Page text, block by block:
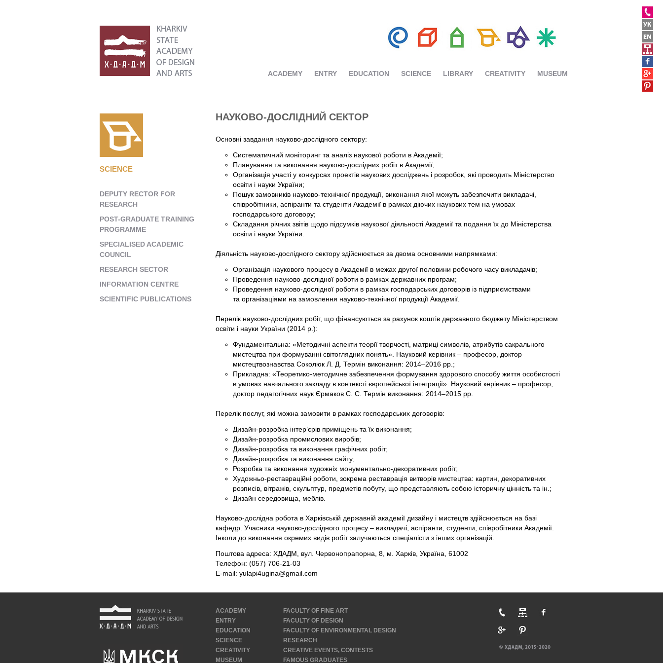
ACADEMY ENTRY EDUCATION SCIENCE LIBRARY CREATIVITY MUSEUM
SCIENCE
DEPUTY RECTOR FOR
RESEARCH
POST-GRADUATE TRAINING
PROGRAMME
SPECIALISED ACADEMIC
COUNCIL
RESEARCH SECTOR
INFORMATION CENTRE
SCIENTIFIC PUBLICATIONS
НАУКОВО-ДОСЛІДНИЙ СЕКТОР
Основні завдання науково-дослідного сектору:
Систематичний моніторинг та аналіз наукової роботи в Академії;
Планування та виконання науково-дослідних робіт в Академії;
Організація участі у конкурсах проектів наукових досліджень і розробок, які проводить Міністерство
освіти і науки України;
Пошук замовників науково-технічної продукції, виконання якої можуть забезпечити викладачі,
співробітники, аспіранти та студенти Академії в рамках діючих наукових тем на умовах
господарського договору;
Складання річних звітів щодо підсумків наукової діяльності Академії та подання їх до Міністерства
освіти і науки України.
Діяльність науково-дослідного сектору здійснюється за двома основними напрямками:
Організація наукового процесу в Академії в межах другої половини робочого часу викладачів;
Проведення науково-дослідної роботи в рамках державних програм;
Проведення науково-дослідної роботи в рамках господарських договорів із підприємствами
та організаціями на замовлення науково-технічної продукції Академії.
Перелік науково-дослідних робіт, що фінансуються за рахунок коштів державного бюджету Міністерством
освіти і науки України (2014 р.):
Фундаментальна: «Методичні аспекти теорії творчості, матриці символів, атрибутів сакрального
мистецтва при формуванні світоглядних понять». Науковий керівник – професор, доктор
мистецтвознавства Соколюк Л. Д. Термін виконання: 2014–2016 рр.;
Прикладна: «Теоретико-методичне забезпечення формування здорового способу життя особистості
в умовах навчального закладу в контексті європейської інтеграції». Науковий керівник – професор,
доктор педагогічних наук Єрмаков С. С. Термін виконання: 2014–2015 рр.
Перелік послуг, які можна замовити в рамках господарських договорів:
Дизайн-розробка інтер’єрів приміщень та їх виконання;
Дизайн-розробка промислових виробів;
Дизайн-розробка та виконання графічних робіт;
Дизайн-розробка та виконання сайту;
Розробка та виконання художніх монументально-декоративних робіт;
Художньо-реставраційні роботи, зокрема реставрація витворів мистецтва: картин, декоративних
розписів, вітражів, скульптур, предметів побуту, що представляють собою історичну цінність та ін.;
Дизайн середовища, меблів.
Науково-дослідна робота в Харківській державній академії дизайну і мистецтв здійснюється на базі
кафедр. Учасники науково-дослідного процесу – викладачі, аспіранти, студенти, співробітники Академії.
Інколи до виконання окремих видів робіт залучаються спеціалісти з інших організацій.
Поштова адреса: ХДАДМ, вул. Червонопрапорна, 8, м. Харків, Україна, 61002
Телефон: (057) 706-21-03
E-mail: yulapi4ugina@gmail.com
ACADEMY
ENTRY
EDUCATION
SCIENCE
CREATIVITY
MUSEUM
FACULTY OF FINE ART
FACULTY OF DESIGN
FACULTY OF ENVIRONMENTAL DESIGN
RESEARCH
CREATIVE EVENTS, CONTESTS
FAMOUS GRADUATES